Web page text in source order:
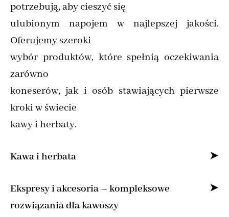
potrzebują, aby cieszyć się
ulubionym napojem w najlepszej jakości.
Oferujemy szeroki
wybór produktów, które spełnią oczekiwania
zarówno
koneserów, jak i osób stawiających pierwsze
kroki w świecie
kawy i herbaty.
Kawa i herbata
Specjalizujemy się w sprzedaży kawy ziarnistej
i mielonej online,
Ekspresy i akcesoria – kompleksowe
rozwiązania dla kawoszy